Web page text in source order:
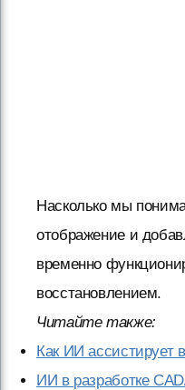
Насколько мы
отображение и
временно
восстановлением.
Читайте также:
Как ИИ ассистирует
ИИ в разработке